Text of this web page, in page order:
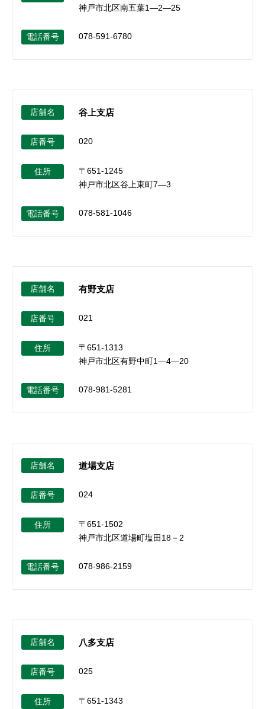
神戸市北区南五葉1―2―25
電話番号 078-591-6780
店舗名 谷上支店
店番号 020
住所
〒651-1245
神戸市北区谷上東町7―3
電話番号 078-581-1046
店舗名 有野支店
店番号 021
住所
〒651-1313
神戸市北区有野中町1―4―20
電話番号 078-981-5281
店舗名 道場支店
店番号 024
住所
〒651-1502
神戸市北区道場町塩田18－2
電話番号 078-986-2159
店舗名 八多支店
店番号 025
住所
〒651-1343